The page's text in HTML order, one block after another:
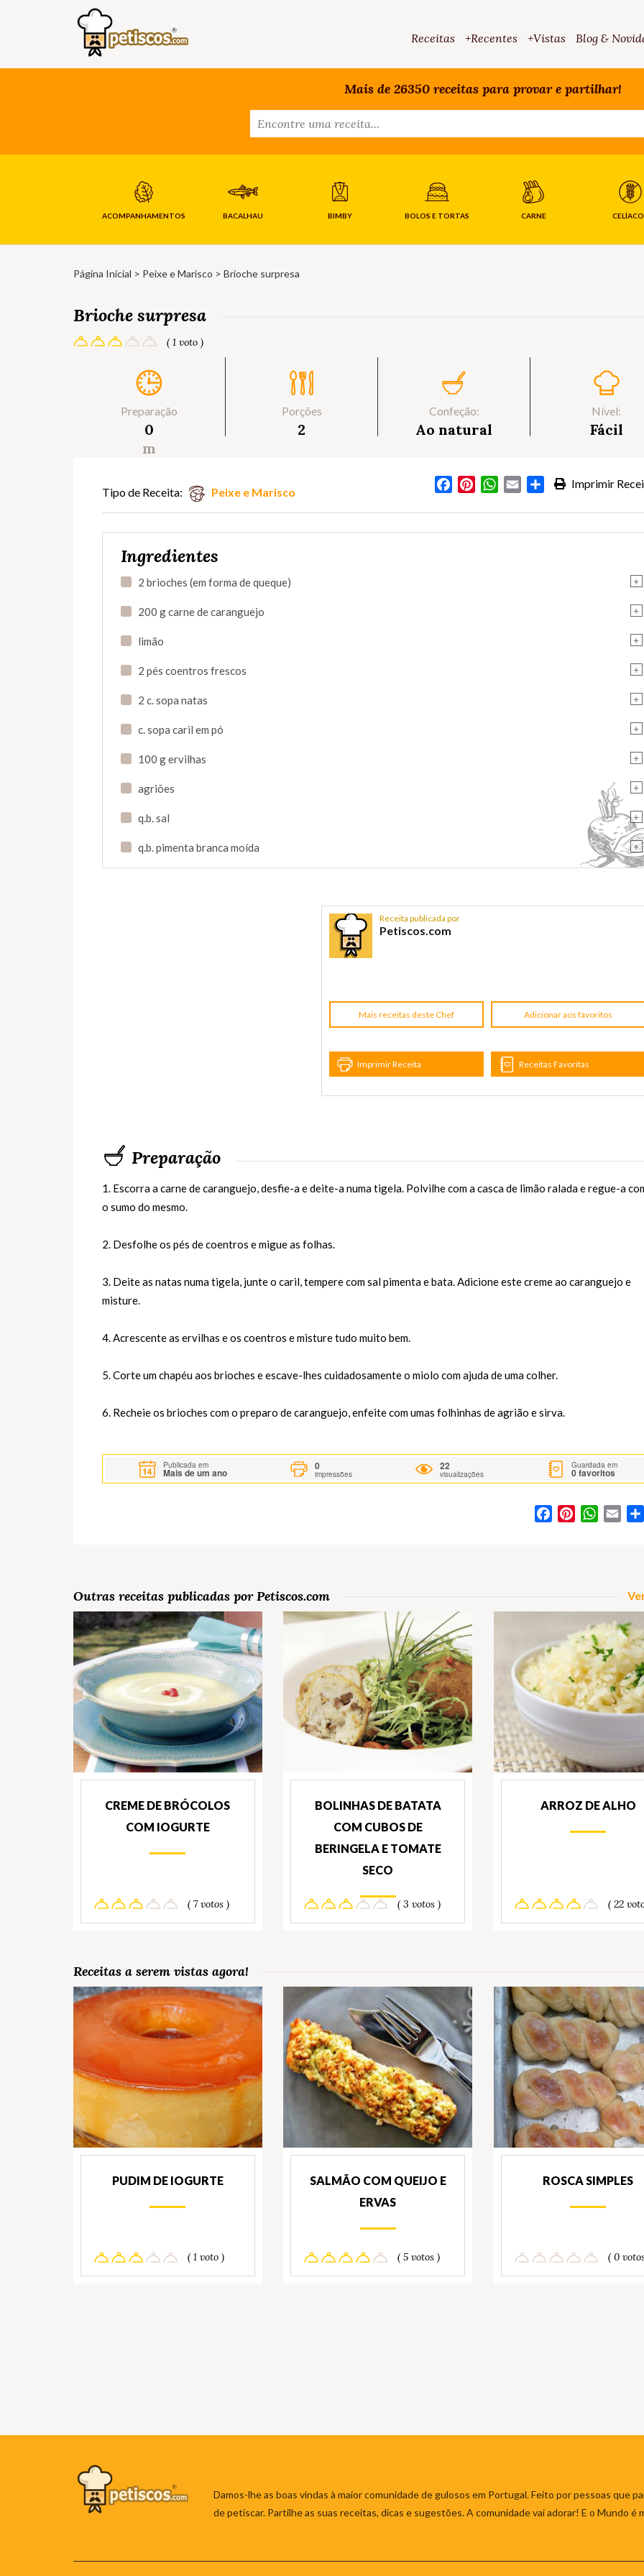
Receitas +Recentes +Vistas Blog &
Mais de 26350 receitas para provar e partilhar!
ACOMPANHAMENTOS BACALHAU BIMBY BOLOS E TORTAS CARNE
Página Inicial > Peixe e Marisco > Brioche surpresa
Brioche surpresa
( 1 voto )
Preparação
0
m
Porções
2
Confeção:
Ao natural
Nível:
Fácil
Imprimir
FacebookPinterestWhatsApp
Email Partilhar
Tipo de Receita: Peixe e Marisco
Ingredientes
+
2 brioches (em forma de queque)
+
200 g carne de caranguejo
+
limão
+
2 pés coentros frescos
+
2 c. sopa natas
+
c. sopa caril em pó
+
100 g ervilhas
+
agriões
+
q.b. sal
+
q.b. pimenta branca moída
Receita publicada por
Petiscos.com
Mais receitas deste Chef Adicionar aos favoritos
Imprimir Receita Receitas Favoritas
Preparação
1. Escorra a carne de caranguejo, desfie-a e deite-a numa tigela. Polvilhe com a casca de limão ralada e regue-a
o sumo do mesmo.
2. Desfolhe os pés de coentros e migue as folhas.
3. Deite as natas numa tigela, junte o caril, tempere com sal pimenta e bata. Adicione este creme ao caranguejo e
misture.
4. Acrescente as ervilhas e os coentros e misture tudo muito bem.
5. Corte um chapéu aos brioches e escave-lhes cuidadosamente o miolo com ajuda de uma colher.
6. Recheie os brioches com o preparo de caranguejo, enfeite com umas folhinhas de agrião e sirva.
Publicada em
Mais de um ano
0
impressões
22
visualizações
Guardada em
0favoritos
FacebookPinterest
Outras receitas publicadas por Petiscos.com
CREME DE BRÓCOLOS
COM IOGURTE
( 7 votos )
BOLINHAS DE BATATA
COM CUBOS DE
BERINGELA E TOMATE
SECO
( 3 votos )
ARROZ DE ALHO
( 22
Receitas a serem vistas agora!
PUDIM DE IOGURTE
( 1 voto )
SALMÃO COM QUEIJO E
ERVAS
( 5 votos )
ROSCA SIMPLES
( 0
Damos-lhe as boas vindas à maior comunidade de gulosos em Portugal. Feito por pessoas que
de petiscar. Partilhe as suas receitas, dicas e sugestões. A comunidade vai adorar! E o Mundo é